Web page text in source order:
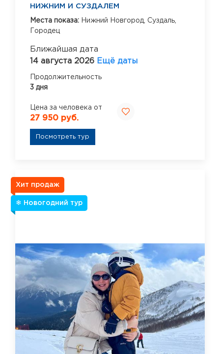
НИЖНИМ И СУЗДАЛЕМ
Места показа: Нижний Новгород, Суздаль,
Городец
Ближайшая дата
14 августа 2026 Ещё даты
Продолжительность
3 дня
Цена за человека от
27 950 руб.
Посмотреть тур
Хит продаж
❄ Новогодний тур